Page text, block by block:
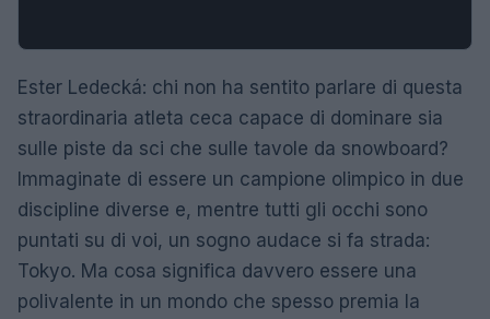
Ester Ledecká: chi non ha sentito parlare di questa
straordinaria atleta ceca capace di dominare sia
sulle piste da sci che sulle tavole da snowboard?
Immaginate di essere un campione olimpico in due
discipline diverse e, mentre tutti gli occhi sono
puntati su di voi, un sogno audace si fa strada:
Tokyo. Ma cosa significa davvero essere una
polivalente in un mondo che spesso premia la